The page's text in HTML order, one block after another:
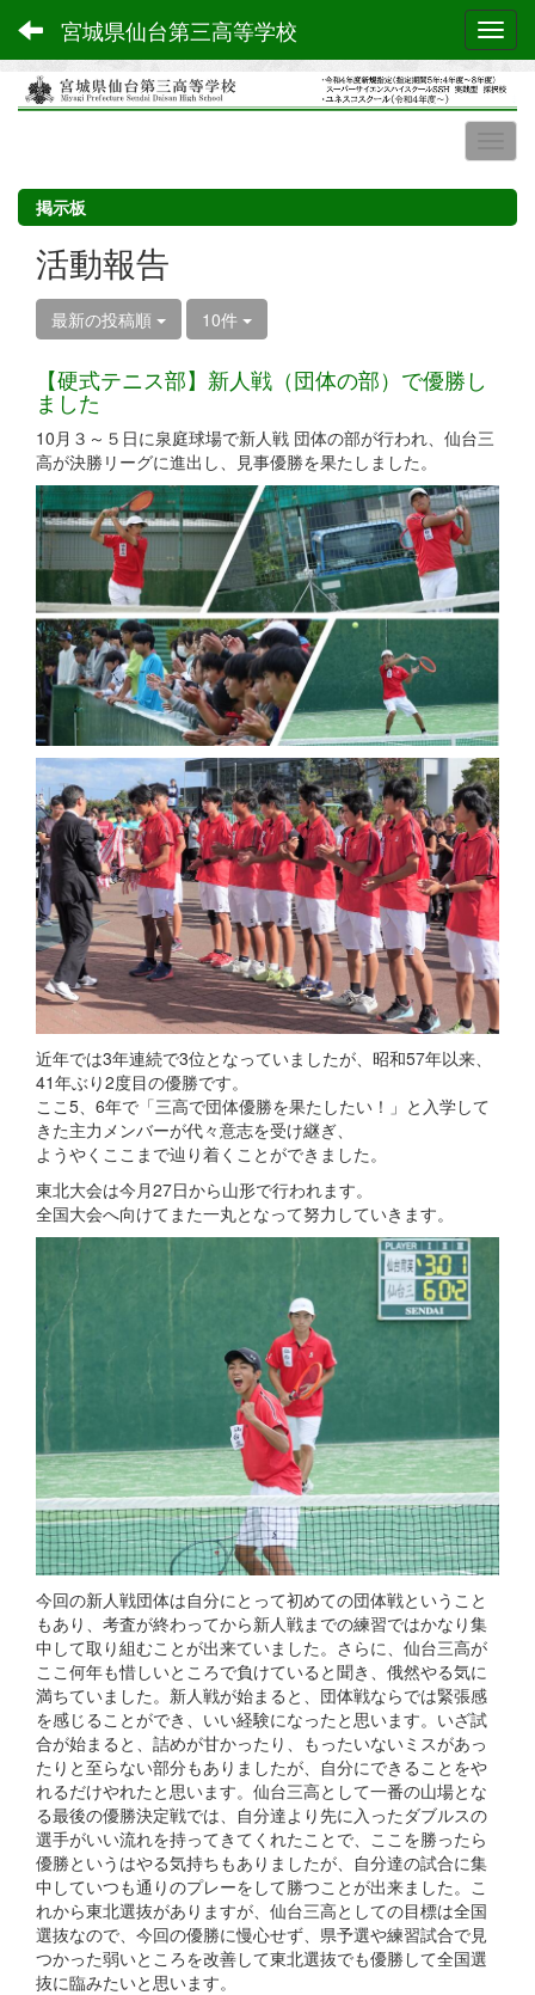
宮城県仙台第三高等学校
掲示板
活動報告
最新の投稿順 10件
【硬式テニス部】新人戦（団体の部）で優勝し
ました
10月３～５日に泉庭球場で新人戦 団体の部が行われ、仙台三
高が決勝リーグに進出し、見事優勝を果たしました。
近年では3年連続で3位となっていましたが、昭和57年以来、
41年ぶり2度目の優勝です。
ここ5、6年で「三高で団体優勝を果たしたい！」と入学して
きた主力メンバーが代々意志を受け継ぎ、
ようやくここまで辿り着くことができました。
東北大会は今月27日から山形で行われます。
全国大会へ向けてまた一丸となって努力していきます。
今回の新人戦団体は自分にとって初めての団体戦ということ
もあり、考査が終わってから新人戦までの練習ではかなり集
中して取り組むことが出来ていました。さらに、仙台三高が
ここ何年も惜しいところで負けていると聞き、俄然やる気に
満ちていました。新人戦が始まると、団体戦ならでは緊張感
を感じることができ、いい経験になったと思います。いざ試
合が始まると、詰めが甘かったり、もったいないミスがあっ
たりと至らない部分もありましたが、自分にできることをや
れるだけやれたと思います。仙台三高として一番の山場とな
る最後の優勝決定戦では、自分達より先に入ったダブルスの
選手がいい流れを持ってきてくれたことで、ここを勝ったら
優勝というはやる気持ちもありましたが、自分達の試合に集
中していつも通りのプレーをして勝つことが出来ました。こ
れから東北選抜がありますが、仙台三高としての目標は全国
選抜なので、今回の優勝に慢心せず、県予選や練習試合で見
つかった弱いところを改善して東北選抜でも優勝して全国選
抜に臨みたいと思います。